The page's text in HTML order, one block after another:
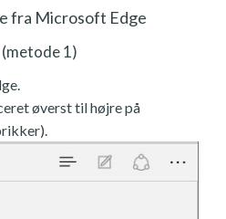
fra Microsoft Edge
1)
øverst til højre på